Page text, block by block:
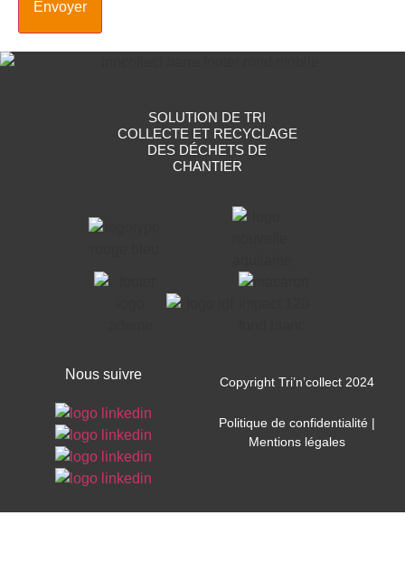
SOLUTION DE TRI
COLLECTE ET RECYCLAGE
DES DÉCHETS DE
CHANTIER
Nous suivre Copyright Tri’n’collect 2024
Politique de confidentialité|
Mentions légales